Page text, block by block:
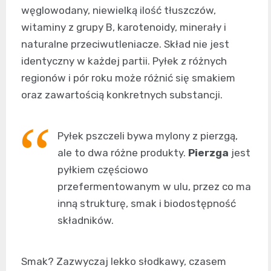
węglowodany, niewielką ilość tłuszczów,
witaminy z grupy B, karotenoidy, minerały i
naturalne przeciwutleniacze. Skład nie jest
identyczny w każdej partii. Pyłek z różnych
regionów i pór roku może różnić się smakiem
oraz zawartością konkretnych substancji.
Pyłek pszczeli bywa mylony z pierzgą,
ale to dwa różne produkty. Pierzga jest
pyłkiem częściowo
przefermentowanym w ulu, przez co ma
inną strukturę, smak i biodostępność
składników.
Smak? Zazwyczaj lekko słodkawy, czasem